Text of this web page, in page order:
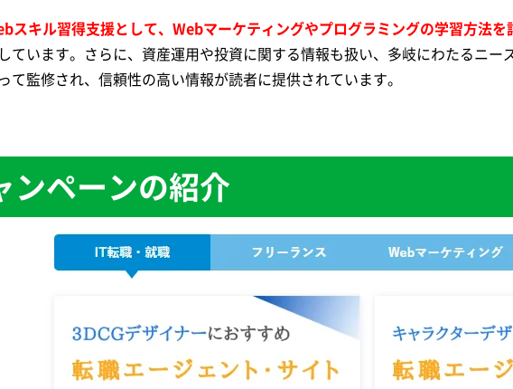
スキル習得支援として、Webマーケティングやプログラミングの学習方法を
ています。さらに、資産運用や投資に関する情報も扱い、多岐にわたるニ
て監修され、信頼性の高い情報が読者に提供されています。
ンペーンの紹介